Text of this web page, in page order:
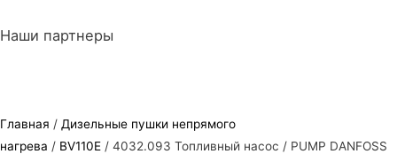
Наши партнеры
Главная / Дизельные пушки непрямого
нагрева / BV110E / 4032.093 Топливный насос / PUMP DANFOSS